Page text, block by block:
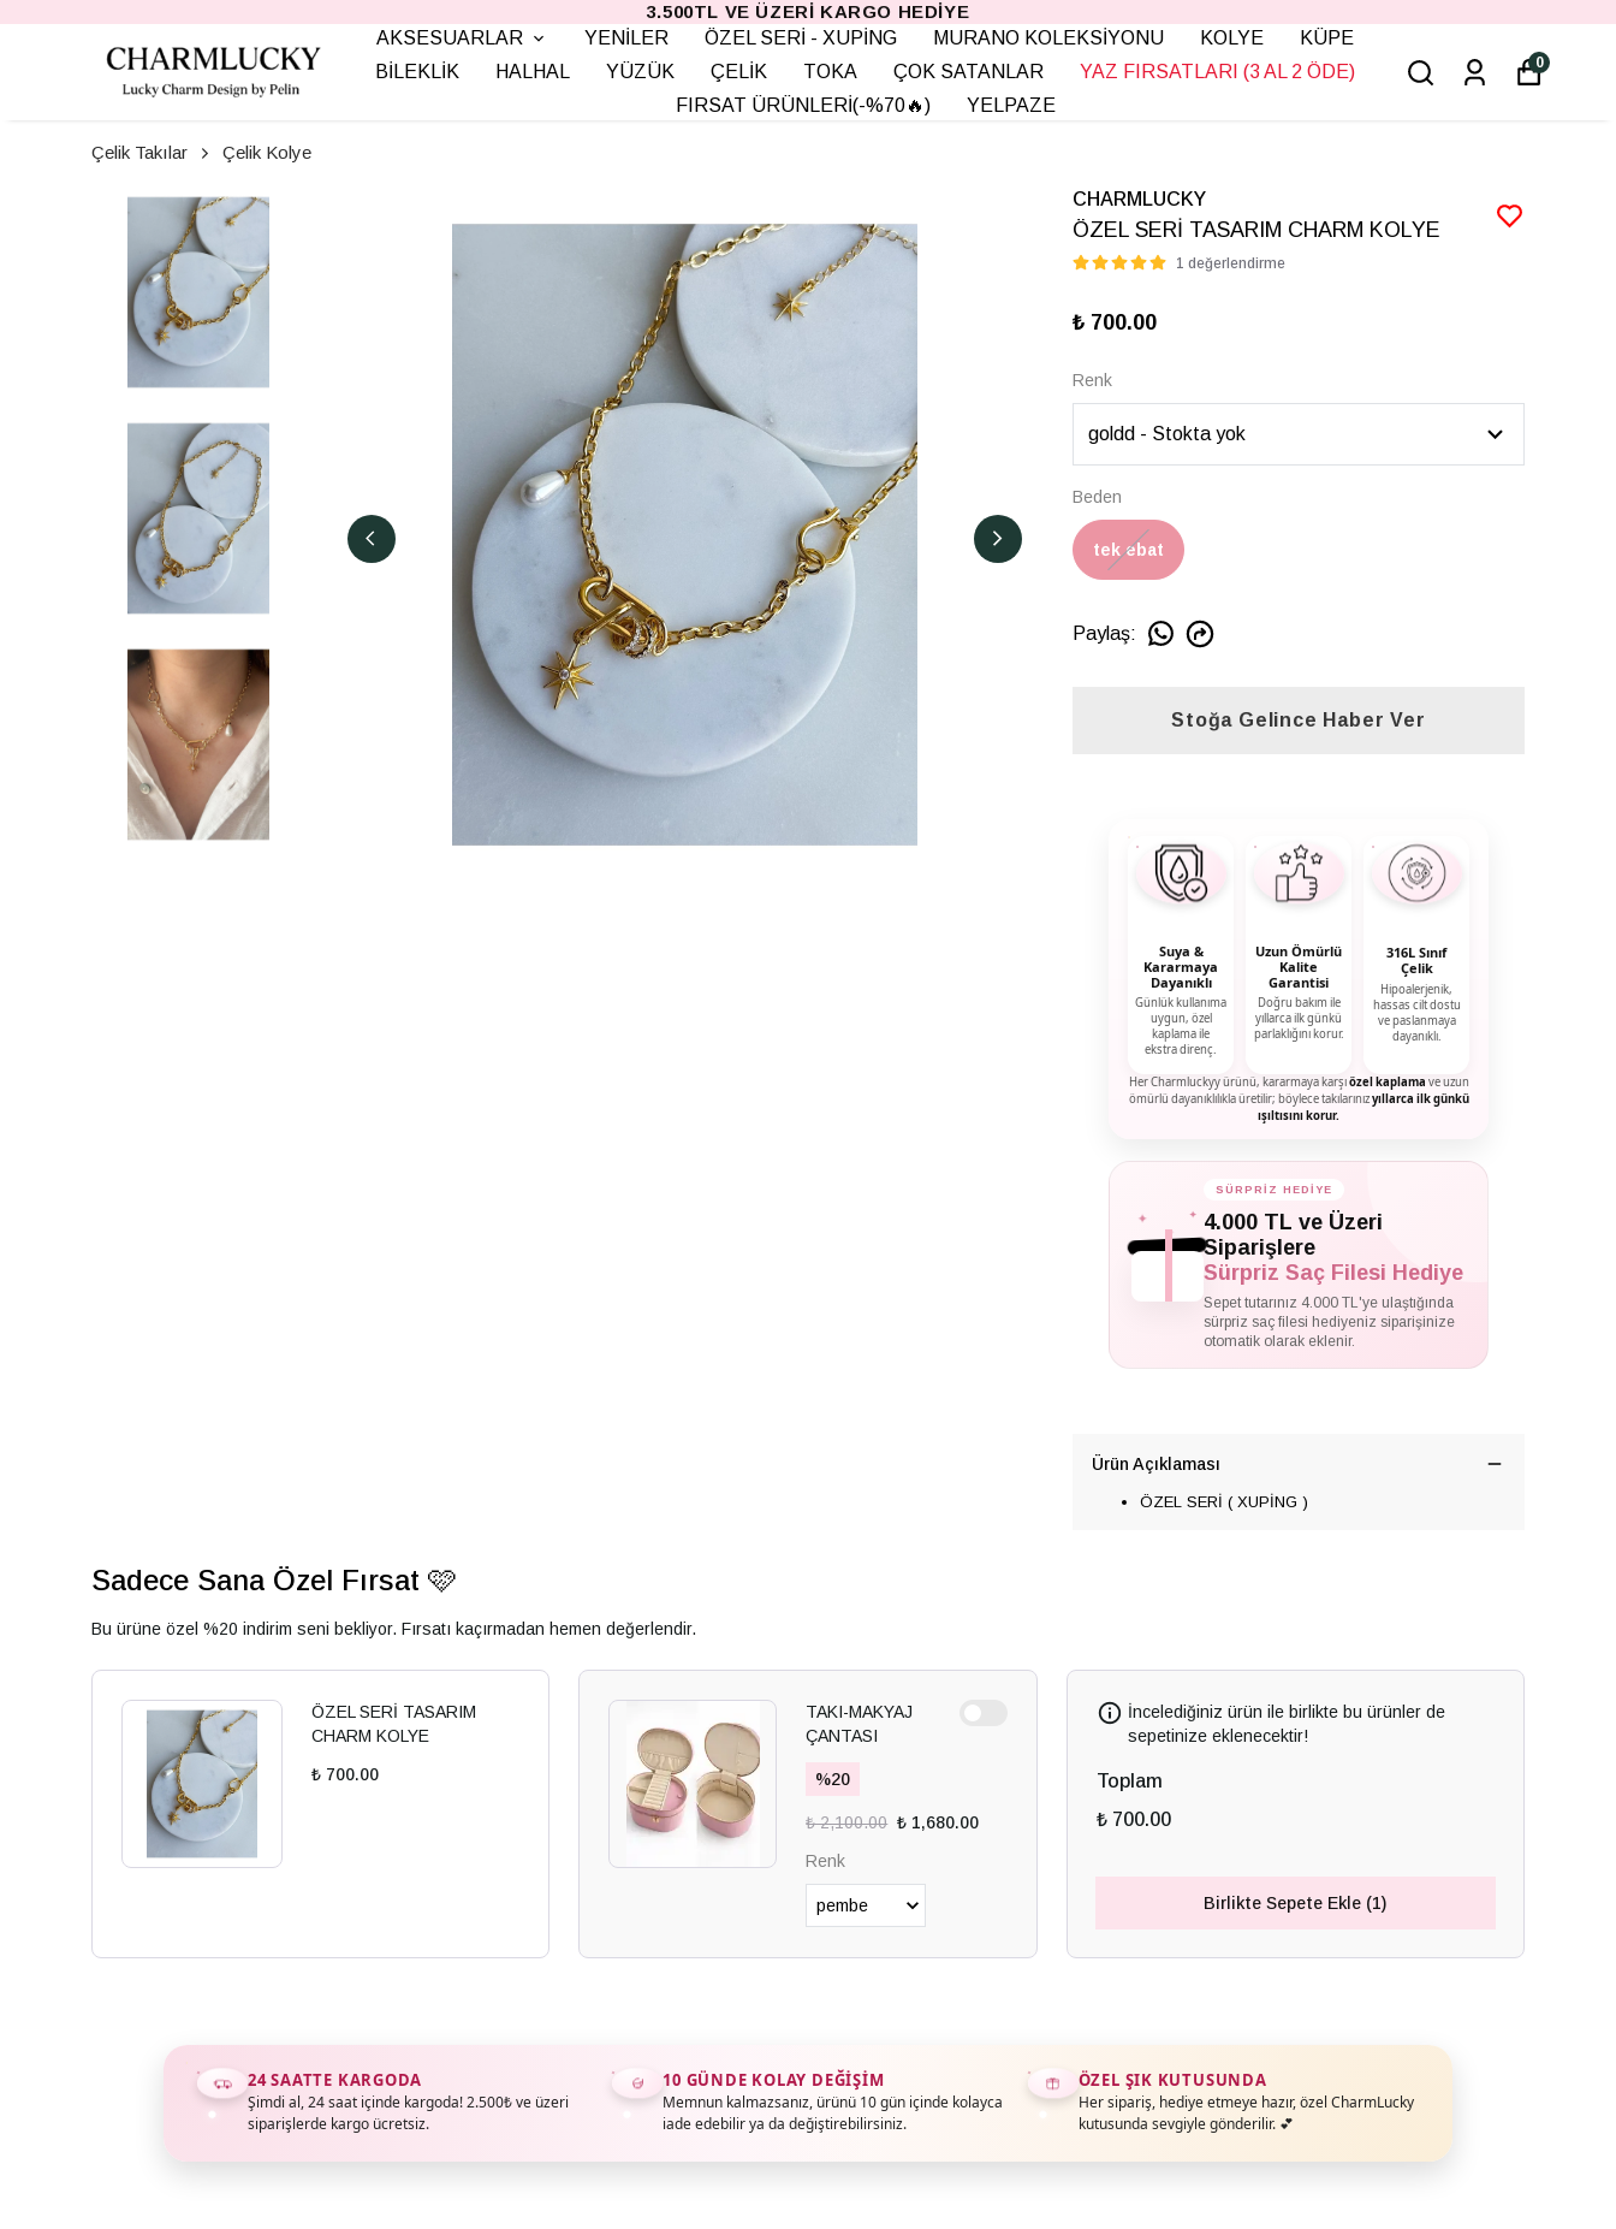
3.500TL VE ÜZERI KARGO HEDIYE
AKSESUARLAR
YENİLER ÖZEL SERİ - XUPİNG MURANO KOLEKSİYONU KOLYE
KÜPE
BİLEKLİK
HALHAL YÜZÜK ÇELİK TOKA ÇOK SATANLAR
YAZ FIRSATLARI (3 AL 2 ÖDE)
FIRSAT ÜRÜNLERİ(-%70🔥)
YELPAZE
0
Çelik Takılar Çelik Kolye
CHARMLUCKY
ÖZEL SERİ TASARIM CHARM KOLYE
1 değerlendirme
₺ 700.00
Renk
Beden
tek ebat
Paylaş:
Stoğa Gelince Haber Ver
Suya &
Kararmaya
Dayanıklı
Günlük kullanıma
uygun, özel
kaplama ile
ekstra direnç.
Uzun Ömürlü
Kalite
Garantisi
Doğru bakım ile
yıllarca ilk günkü
parlaklığını korur.
316L Sınıf
Çelik
Hipoalerjenik,
hassas cilt dostu
ve paslanmaya
dayanıklı.
Her Charmluckyy ürünü, kararmaya karşıözel kaplama ve uzun
ömürlü dayanıklılıkla üretilir; böylece takılarınızyıllarca ilk günkü
ışıltısını korur.
✦ ✦
SÜRPRİZ HEDİYE
4.000 TL ve Üzeri
Siparişlere
Sürpriz Saç Filesi Hediye
Sepet tutarınız 4.000 TL'ye ulaştığında
sürpriz saç filesi hediyeniz siparişinize
otomatik olarak eklenir.
Ürün Açıklaması
ÖZEL SERİ ( XUPİNG )
Sadece Sana Özel Fırsat 🩷
Bu ürüne özel %20 indirim seni bekliyor. Fırsatı kaçırmadan hemen değerlendir.
ÖZEL SERİ TASARIM
CHARM KOLYE
₺ 700.00
TAKI-MAKYAJ
ÇANTASI
%20
₺ 2,100.00 ₺ 1,680.00
Renk
İncelediğiniz ürün ile birlikte bu ürünler de
sepetinize eklenecektir!
Toplam
₺ 700.00
Birlikte Sepete Ekle (1)
24 SAATTE KARGODA
Şimdi al, 24 saat içinde kargoda! 2.500₺ ve üzeri
siparişlerde kargo ücretsiz.
10 GÜNDE KOLAY DEĞIŞIM
Memnun kalmazsanız, ürünü 10 gün içinde kolayca
iade edebilir ya da değiştirebilirsiniz.
ÖZEL ŞIK KUTUSUNDA
Her sipariş, hediye etmeye hazır, özel CharmLucky
kutusunda sevgiyle gönderilir. 💕